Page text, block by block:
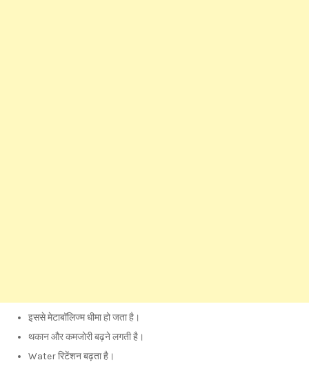
इससे मेटाबॉलिज्म धीमा हो जता है।
थकान और कमजोरी बढ़ने लगती है।
Water रिटेंशन बढ़ता है।